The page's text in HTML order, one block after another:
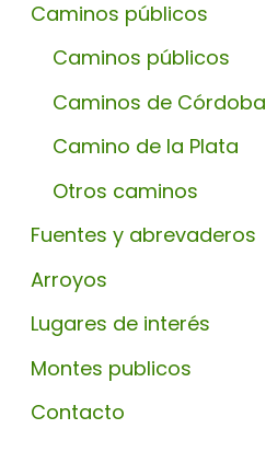
Caminos públicos
Caminos públicos
Caminos de Córdoba
Camino de la Plata
Otros caminos
Fuentes y abrevaderos
Arroyos
Lugares de interés
Montes publicos
Contacto